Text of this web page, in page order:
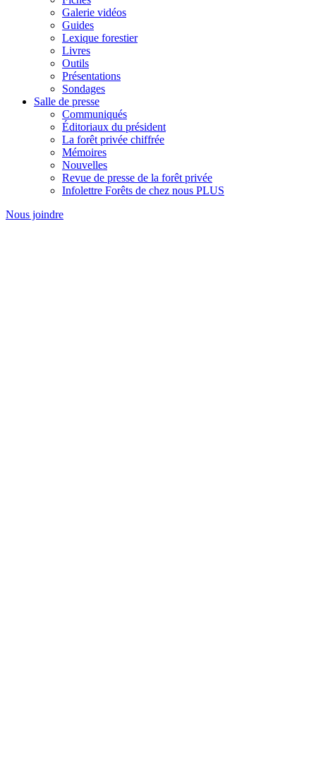
Galerie vidéos
Guides
Lexique forestier
Livres
Outils
Présentations
Sondages
Salle de presse
Communiqués
Éditoriaux du président
La forêt privée chiffrée
Mémoires
Nouvelles
Revue de presse de la forêt privée
Infolettre Forêts de chez nous PLUS
Nous joindre